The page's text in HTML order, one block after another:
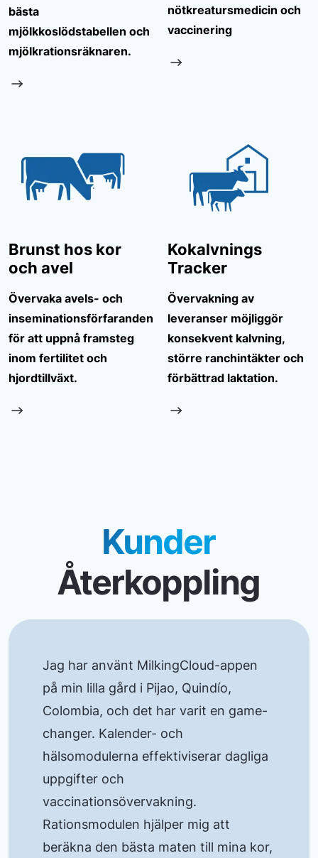
bästa
mjölkkoslödstabellen och
mjölkrationsräknaren.
nötkreatursmedicin och
vaccinering
Brunst hos kor
och avel
Övervaka avels- och
inseminationsförfaranden
för att uppnå framsteg
inom fertilitet och
hjordtillväxt.
Kokalvnings
Tracker
Övervakning av
leveranser möjliggör
konsekvent kalvning,
större ranchintäkter och
förbättrad laktation.
Kunder
Återkoppling
Jag har använt MilkingCloud-appen
på min lilla gård i Pijao, Quindío,
Colombia, och det har varit en game-
changer. Kalender- och
hälsomodulerna effektiviserar dagliga
uppgifter och
vaccinationsövervakning.
Rationsmodulen hjälper mig att
beräkna den bästa maten till mina kor,